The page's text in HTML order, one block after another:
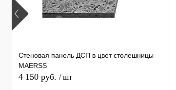
Стеновая панель ДСП в цвет столешницы
MAERSS
4 150 руб. / шт